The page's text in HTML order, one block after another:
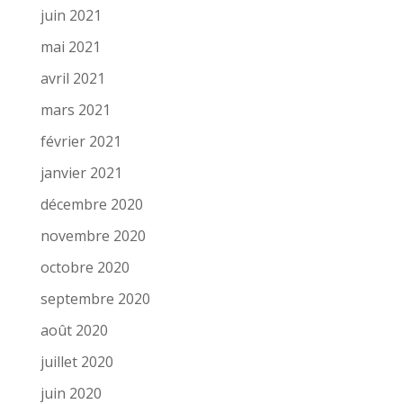
juin 2021
mai 2021
avril 2021
mars 2021
février 2021
janvier 2021
décembre 2020
novembre 2020
octobre 2020
septembre 2020
août 2020
juillet 2020
juin 2020